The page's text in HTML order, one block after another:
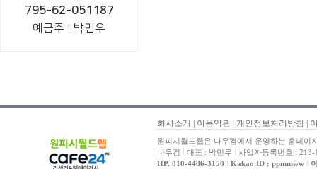
795-62-051187
예금주 : 박민우
회사소개 이용약관 개인정보처리방침
원피시월드웹은 나우컴에서 운영하는 홈페이
나우컴 l 대표 : 박민우 l 사업자등록번호 :
HP. 010-4486-3150 l Kakao ID : ppmmww l